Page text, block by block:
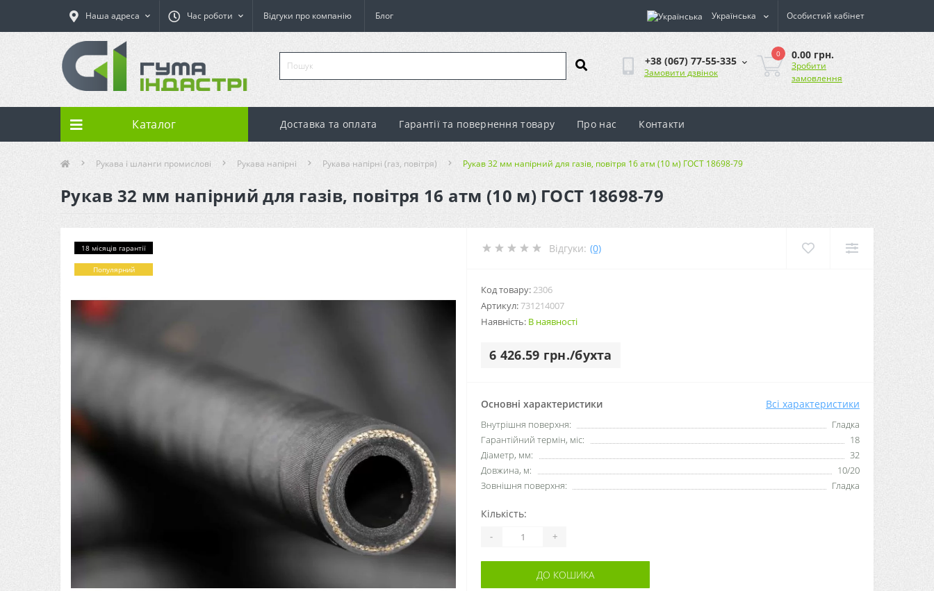
Наша адреса Час роботи Відгуки про компанію Блог Українська Особистий кабінет
+38 (067) 77-55-335
Замовити дзвінок
0 0.00 грн.
Зробити
замовлення
Каталог Доставка та оплата Гарантії та повернення товару Про нас Контакти
Рукава і шланги промислові Рукава напірні Рукава напірні (газ, повітря) Рукав 32 мм напірний для газів, повітря 16 атм (10 м) ГОСТ 18698-79
Рукав 32 мм напірний для газів, повітря 16 атм (10 м) ГОСТ 18698-79
18 місяців гарантії
Популярний
Відгуки: (0)
Код товару: 2306
Артикул:731214007
Наявність: В наявності
6 426.59 грн./бухта
Основні характеристики Всі характеристики
Внутрішня поверхня:
Гладка
Гарантійний термін, міс:
18
Діаметр, мм:
32
Довжина, м:
10/20
Зовнішня поверхня:
Гладка
Кількість:
- +
ДО КОШИКА